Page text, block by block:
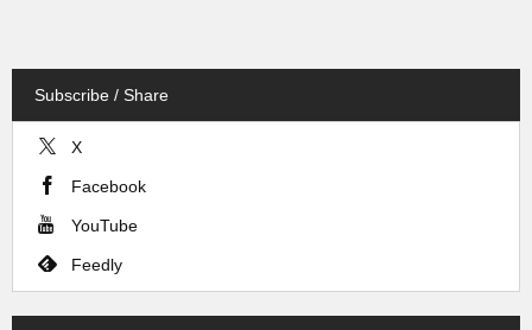
Subscribe / Share
X
Facebook
YouTube
Feedly